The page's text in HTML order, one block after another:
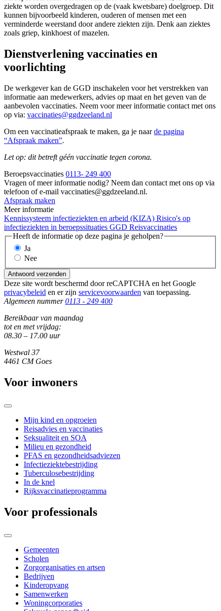
ziekte worden overgedragen op de (vaak kwetsbare) doelgroep. Dit
kunnen bijvoorbeeld kinderen, ouderen of mensen met een
verminderde weerstand door andere ziekten zijn. Denk aan ziektes
zoals griep, kinkhoest of mazelen.
Dienstverlening vaccinaties en
voorlichting
De werkgever kan de GGD inschakelen voor het verstrekken van
informatie aan medewerkers, advies op maat en het geven van de
aanbevolen vaccinaties. Neem voor meer informatie contact met ons
op via: vaccinaties@ggdzeeland.nl
Om een vaccinatieafspraak te maken, ga je naarde pagina
“Afspraak maken”.
Let op: dit betreft géén vaccinatie tegen corona.
Beroepsvaccinaties 0113- 249 400
Vragen of meer informatie nodig? Neem dan contact met ons op via
telefoon of e-mail vaccinaties@ggdzeeland.nl.
Afspraak maken
Meer informatie
Kennissysteem infectieziekten en arbeid (KIZA) Risico's op
infectieziekten in beroepssituaties GGD Reisvaccinaties
Heeft de informatie op deze pagina je geholpen?
Ja
Nee
Antwoord verzenden
Deze site wordt beschermd door reCAPTCHA en het Google
privacybeleid en er zijn servicevoorwaarden van toepassing.
Algemeen nummer 0113 - 249 400
Bereikbaar van maandag
tot en met vrijdag:
08.30 – 17.00 uur
Westwal 37
4461 CM Goes
Voor inwoners
Mijn kind en opgroeien
Reisadvies en vaccinaties
Seksualiteit en SOA
Milieu en gezondheid
PFAS en gezondheidsadviezen
Infectieziektebestrijding
Tuberculosebestrijding
In de knel
Rijksvaccinatieprogramma
Voor professionals
Gemeenten
Scholen
Zorgorganisaties en artsen
Bedrijven
Kinderopvang
Samenwerken
Woningcorporaties